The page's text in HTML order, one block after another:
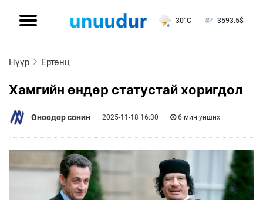
30°C 3593.5$
Нүүр Ертөнц
Хамгийн өндөр статустай хоригдол
Өнөөдөр сонин 2025-11-18 16:30 6 мин унших